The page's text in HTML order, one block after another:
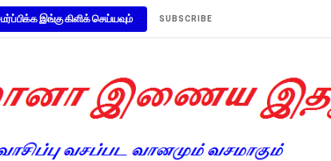
இங்கு கிளிக் செய்யவும் SUBSCRIBE